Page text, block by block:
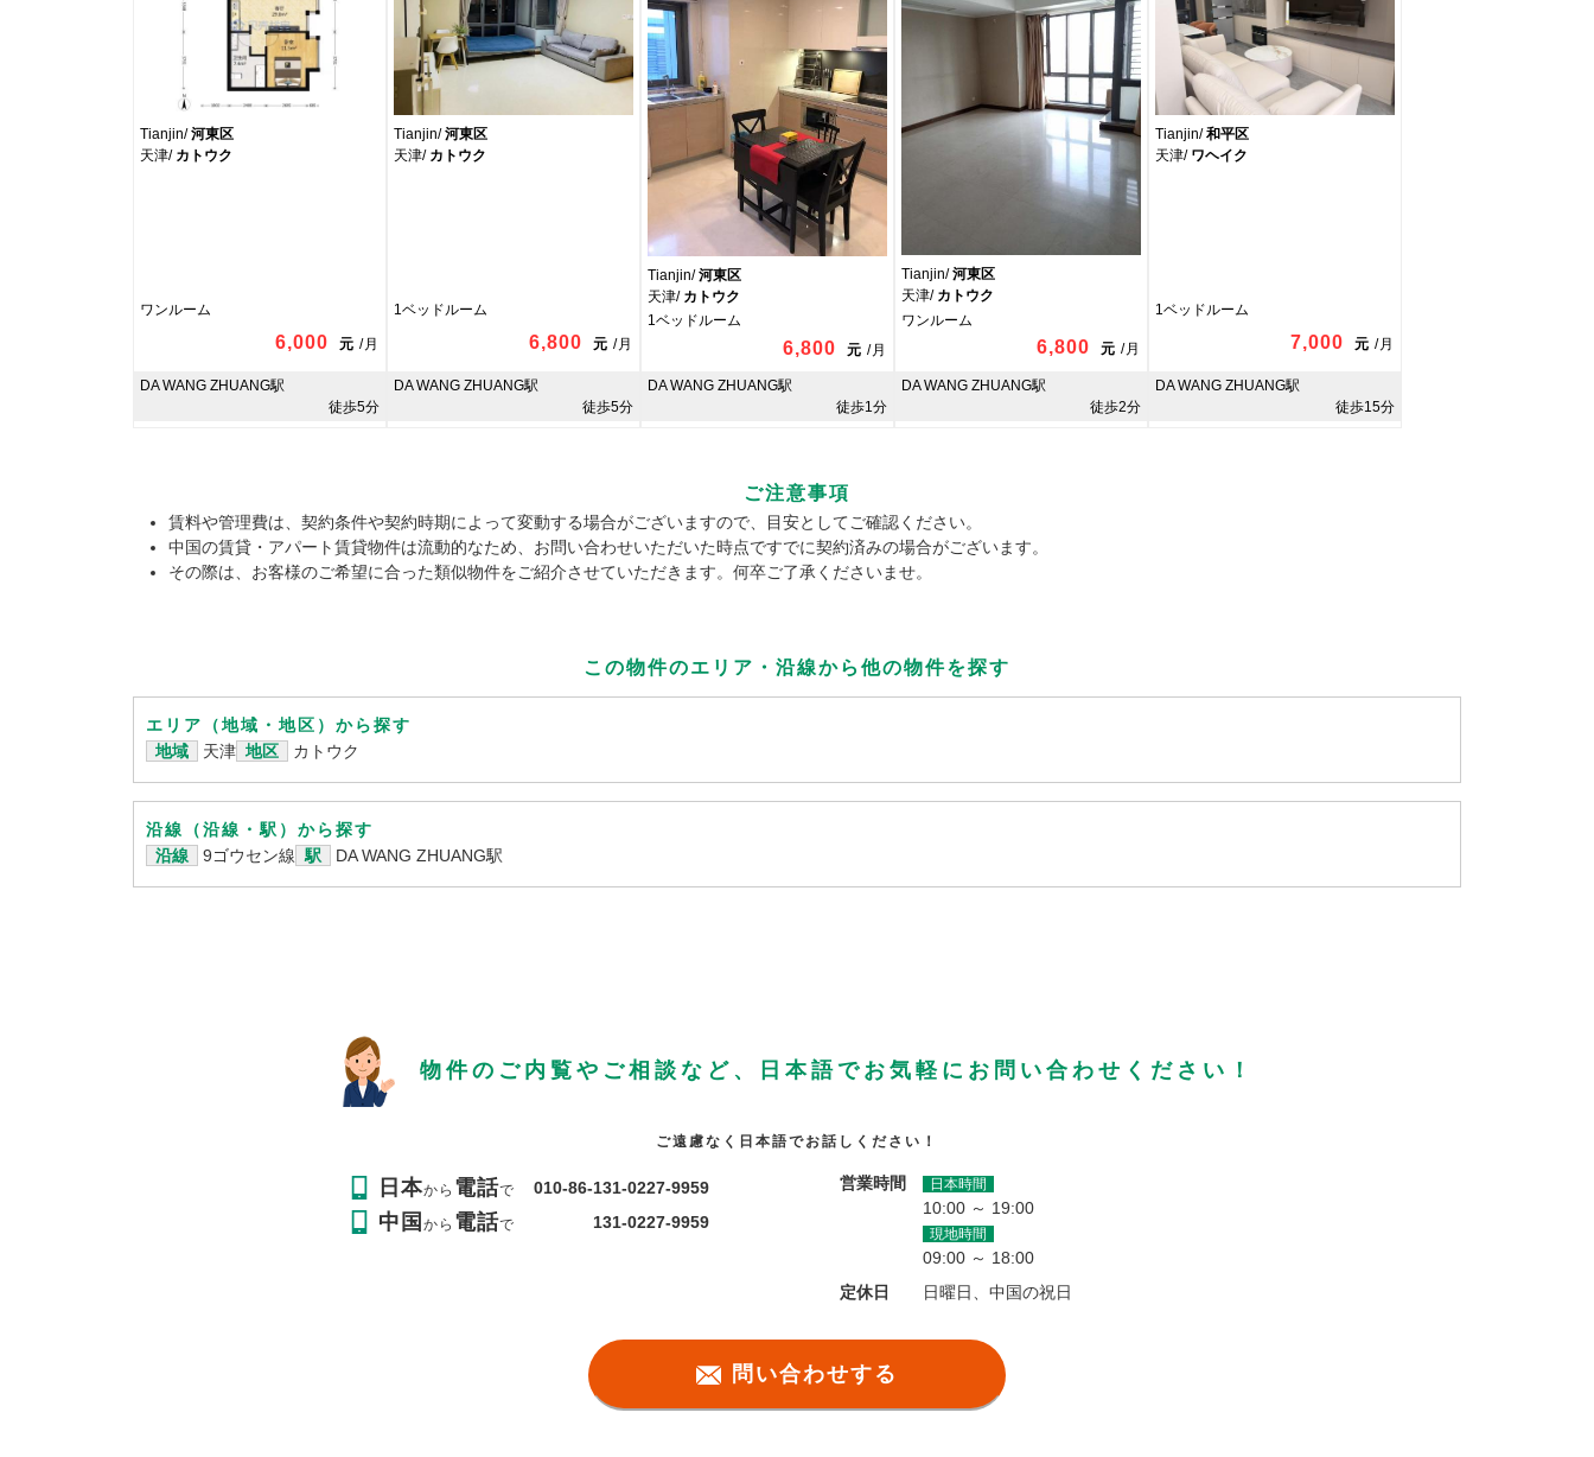
Tianjin/河東区
天津/ カトウク
ワンルーム
6,000 元 /月
DA WANG ZHUANG駅
徒歩5分
Tianjin/河東区
天津/ カトウク
1ベッドルーム
6,800 元 /月
DA WANG ZHUANG駅
徒歩5分
Tianjin/河東区
天津/ カトウク
1ベッドルーム
6,800 元 /月
DA WANG ZHUANG駅
徒歩1分
Tianjin/河東区
天津/ カトウク
ワンルーム
6,800 元 /月
DA WANG ZHUANG駅
徒歩2分
Tianjin/和平区
天津/ ワヘイク
1ベッドルーム
7,000 元 /月
DA WANG ZHUANG駅
徒歩15分
ご注意事項
賃料や管理費は、契約条件や契約時期によって変動する場合がございますので、目安としてご確認ください。
中国の賃貸・アパート賃貸物件は流動的なため、お問い合わせいただいた時点ですでに契約済みの場合がございます。
その際は、お客様のご希望に合った類似物件をご紹介させていただきます。何卒ご了承くださいませ。
この物件のエリア・沿線から 他の物件を探す
エリア（地域・地区）から探す
地域
天津 地区 カトウク
沿線（沿線・駅）から探す
沿線
9ゴウセン線 駅 DA WANG ZHUANG駅
物件のご内覧やご相談など、日本語でお気軽にお問い合わせください！
ご遠慮なく日本語でお話しください！
日本から 電話で 010-86-131-0227-9959
中国から 電話で 131-0227-9959
営業時間 日本時間
10:00 ～ 19:00
現地時間
09:00 ～ 18:00
定休日
日曜日、中国の祝日
問い合わせする